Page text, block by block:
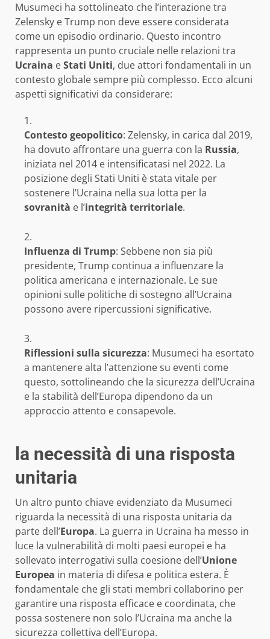
Musumeci ha sottolineato che l’interazione tra
Zelensky e Trump non deve essere considerata
come un episodio ordinario. Questo incontro
rappresenta un punto cruciale nelle relazioni tra
Ucraina eStati Uniti, due attori fondamentali in un
contesto globale sempre più complesso. Ecco alcuni
aspetti significativi da considerare:
Contesto geopolitico: Zelensky, in carica dal 2019,
ha dovuto affrontare una guerra con la Russia,
iniziata nel 2014 e intensificatasi nel 2022. La
posizione degli Stati Uniti è stata vitale per
sostenere l’Ucraina nella sua lotta per la
sovranità e l’integrità territoriale.
Influenza di Trump: Sebbene non sia più
presidente, Trump continua a influenzare la
politica americana e internazionale. Le sue
opinioni sulle politiche di sostegno all’Ucraina
possono avere ripercussioni significative.
Riflessioni sulla sicurezza: Musumeci ha esortato
a mantenere alta l’attenzione su eventi come
questo, sottolineando che la sicurezza dell’Ucraina
e la stabilità dell’Europa dipendono da un
approccio attento e consapevole.
la necessità di una risposta
unitaria
Un altro punto chiave evidenziato da Musumeci
riguarda la necessità di una risposta unitaria da
parte dell’Europa. La guerra in Ucraina ha messo in
luce la vulnerabilità di molti paesi europei e ha
sollevato interrogativi sulla coesione dell’Unione
Europea in materia di difesa e politica estera. È
fondamentale che gli stati membri collaborino per
garantire una risposta efficace e coordinata, che
possa sostenere non solo l’Ucraina ma anche la
sicurezza collettiva dell’Europa.